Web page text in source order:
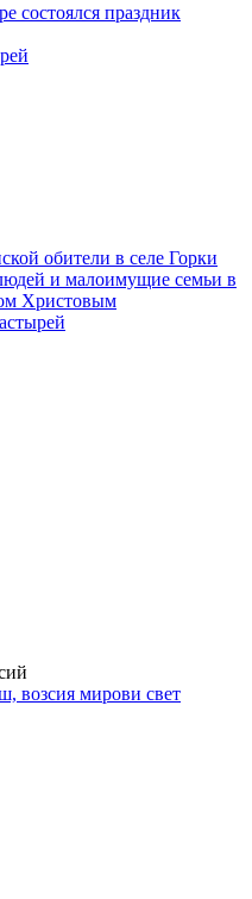
состоялся праздник
обители в селе Горки
и малоимущие семьи в
Христовым
возсия мирови свет